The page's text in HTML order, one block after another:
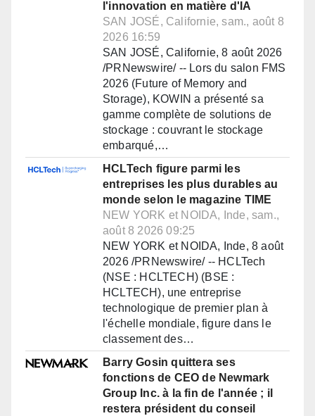
l'innovation en matière d'IA
SAN JOSÉ, Californie, sam., août 8
2026 16:59
SAN JOSÉ, Californie, 8 août 2026
/PRNewswire/ -- Lors du salon FMS
2026 (Future of Memory and
Storage), KOWIN a présenté sa
gamme complète de solutions de
stockage : couvrant le stockage
embarqué,…
HCLTech figure parmi les
entreprises les plus durables au
monde selon le magazine TIME
NEW YORK et NOIDA, Inde, sam.,
août 8 2026 09:25
NEW YORK et NOIDA, Inde, 8 août
2026 /PRNewswire/ -- HCLTech
(NSE : HCLTECH) (BSE :
HCLTECH), une entreprise
technologique de premier plan à
l'échelle mondiale, figure dans le
classement des…
Barry Gosin quittera ses
fonctions de CEO de Newmark
Group Inc. à la fin de l'année ; il
restera président du conseil